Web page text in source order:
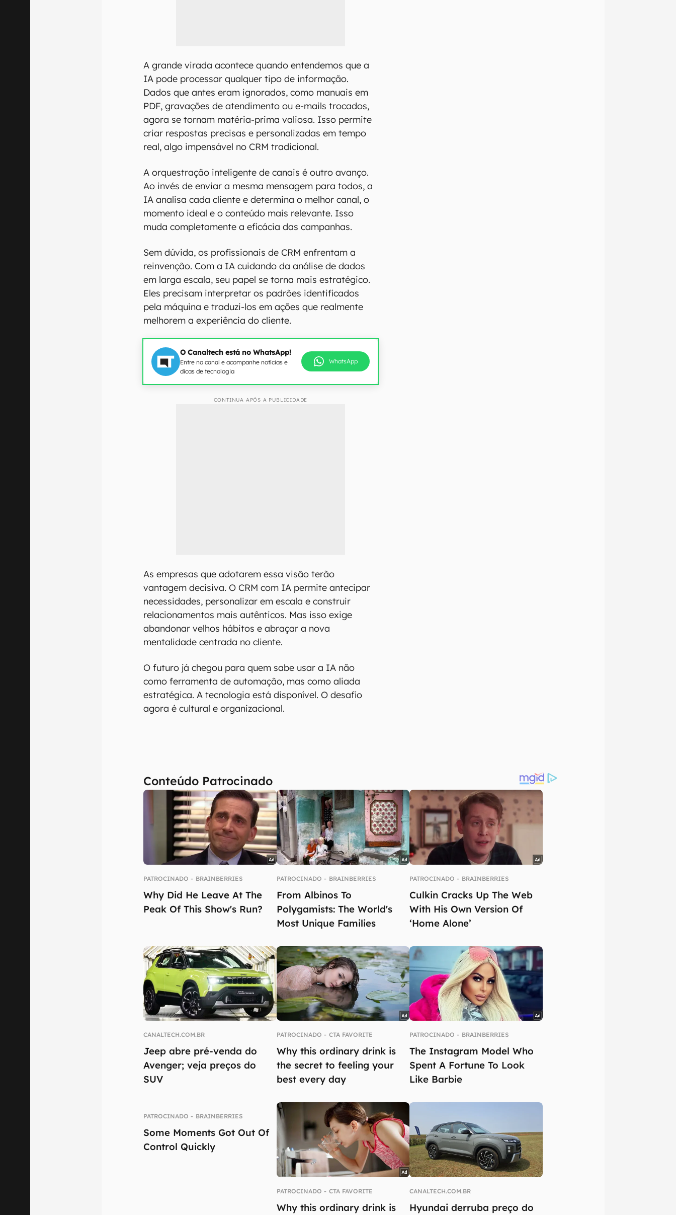
A grande virada acontece quando entendemos que a
IA pode processar qualquer tipo de informação.
Dados que antes eram ignorados, como manuais em
PDF, gravações de atendimento ou e-mails trocados,
agora se tornam matéria-prima valiosa. Isso permite
criar respostas precisas e personalizadas em tempo
real, algo impensável no CRM tradicional.
A orquestração inteligente de canais é outro avanço.
Ao invés de enviar a mesma mensagem para todos, a
IA analisa cada cliente e determina o melhor canal, o
momento ideal e o conteúdo mais relevante. Isso
muda completamente a eficácia das campanhas.
Sem dúvida, os profissionais de CRM enfrentam a
reinvenção. Com a IA cuidando da análise de dados
em larga escala, seu papel se torna mais estratégico.
Eles precisam interpretar os padrões identificados
pela máquina e traduzi-los em ações que realmente
melhorem a experiência do cliente.
O Canaltech está no WhatsApp!
Entre no canal e acompanhe notícias e
dicas de tecnologia
WhatsApp
CONTINUA APÓS A PUBLICIDADE
As empresas que adotarem essa visão terão
vantagem decisiva. O CRM com IA permite antecipar
necessidades, personalizar em escala e construir
relacionamentos mais autênticos. Mas isso exige
abandonar velhos hábitos e abraçar a nova
mentalidade centrada no cliente.
O futuro já chegou para quem sabe usar a IA não
como ferramenta de automação, mas como aliada
estratégica. A tecnologia está disponível. O desafio
agora é cultural e organizacional.